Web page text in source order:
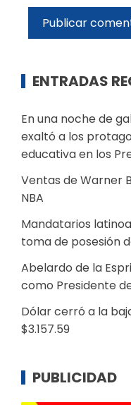
ENTRADAS
En una noche de
exaltó a los
educativa en los
Ventas de Warner
NBA
Mandatarios
toma de posesión
Abelardo de la
como Presidente
Dólar cerró a la
$3.157.59
PUBLICIDAD